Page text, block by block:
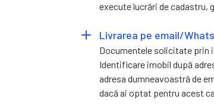
execute lucrări de cadastru,
Livrarea pe email/
Documentele solicitate prin
Identificare imobil după
adresa dumneavoastră de
dacă ai optat pentru acest